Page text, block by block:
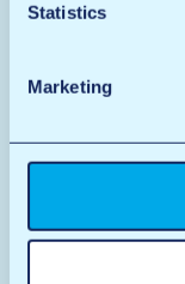
Statistics
Marketing